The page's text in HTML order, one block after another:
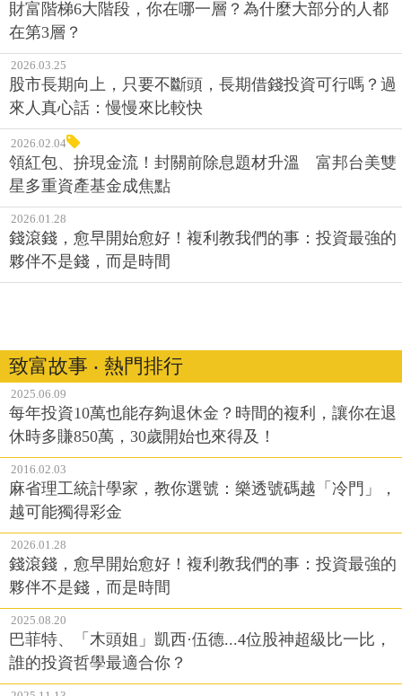
2026.03.25
股市長期向上，只要不斷頭，長期借錢投資可行嗎？過
來人真心話：慢慢來比較快
2026.02.04
領紅包、拚現金流！封關前除息題材升溫 富邦台美雙
星多重資產基金成焦點
2026.01.28
錢滾錢，愈早開始愈好！複利教我們的事：投資最強的
夥伴不是錢，而是時間
2025.06.09
每年投資10萬也能存夠退休金？時間的複利，讓你在退
休時多賺850萬，30歲開始也來得及！
2016.02.03
麻省理工統計學家，教你選號：樂透號碼越「冷門」，
越可能獨得彩金
2026.01.28
錢滾錢，愈早開始愈好！複利教我們的事：投資最強的
夥伴不是錢，而是時間
2025.08.20
巴菲特、「木頭姐」凱西·伍德...4位股神超級比一比，
誰的投資哲學最適合你？
2025.11.13
巴菲特正式退休！最後一封股東信說了什麼？財富、人